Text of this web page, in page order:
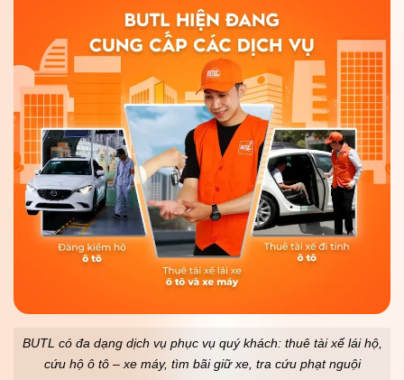
BUTL có đa dạng dịch vụ phục vụ quý khách: thuê tài xế lái hộ,
cứu hộ ô tô – xe máy, tìm bãi giữ xe, tra cứu phạt nguội